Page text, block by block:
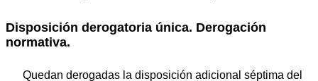
Disposición derogatoria única. Derogación
normativa.
Quedan derogadas la disposición adicional séptima del